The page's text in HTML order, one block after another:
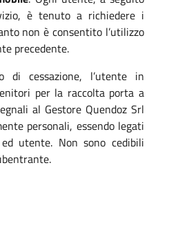
è tenuto a richiedere i
non è consentito l’utilizzo
precedente.
di cessazione, l’utente in
per la raccolta porta a
al Gestore Quendoz Srl
personali, essendo legati
utente. Non sono cedibili